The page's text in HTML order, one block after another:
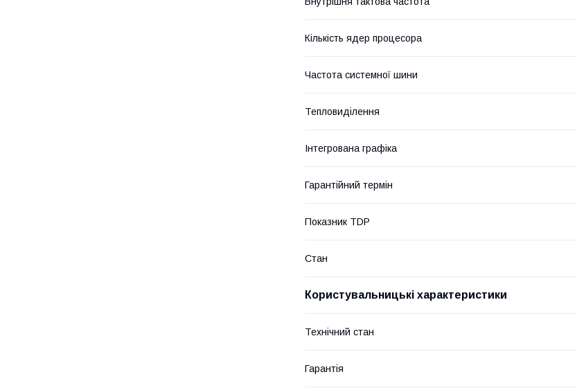
Кількість ядер процесора
Частота системної шини
Тепловиділення
Інтегрована графіка
Гарантійний термін
Показник TDP
Стан
Користувальницькі характеристики
Технічний стан
Гарантія